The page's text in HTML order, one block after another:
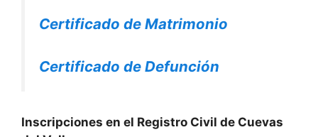
Certificado de Matrimonio
Certificado de Defunción
Inscripciones en el Registro Civil de Cuevas